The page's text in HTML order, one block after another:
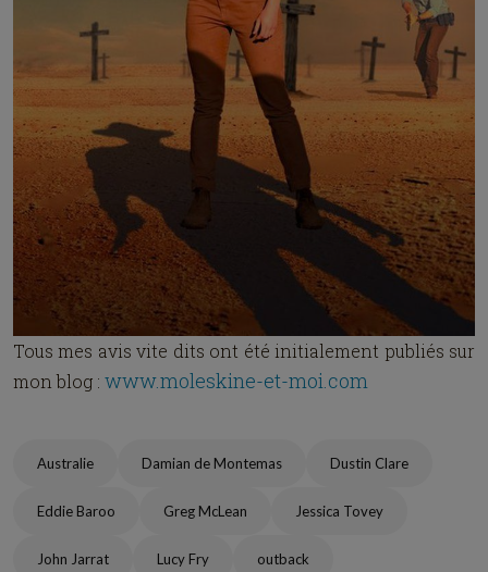
Tous mes avis vite dits ont été initialement publiés sur
mon blog : www.moleskine-et-moi.com
Australie Damian de Montemas Dustin Clare
Eddie Baroo Greg McLean Jessica Tovey
John Jarrat Lucy Fry outback